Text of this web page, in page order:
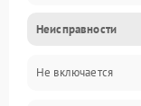
Неисправности
Не включается